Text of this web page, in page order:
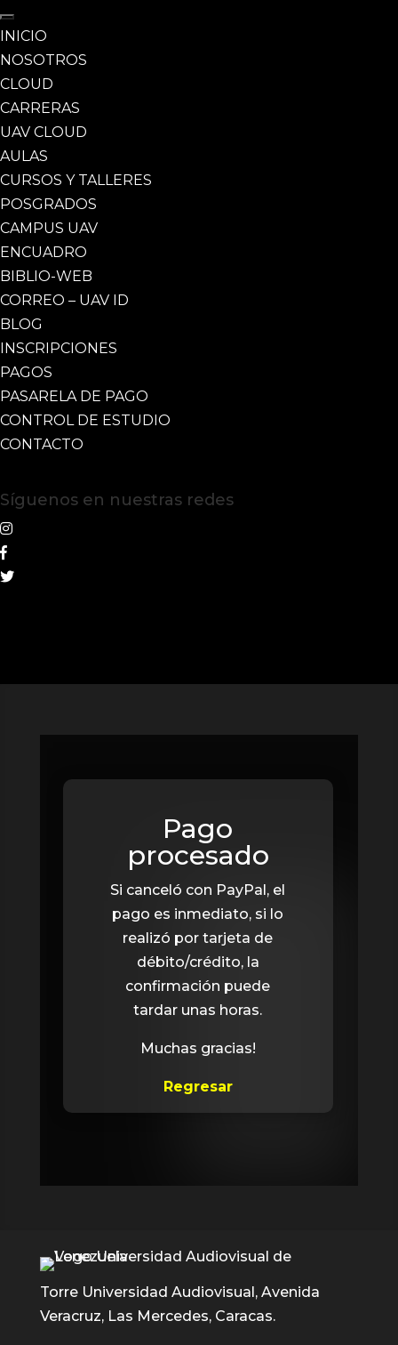
INICIO
NOSOTROS
CLOUD
CARRERAS
UAV CLOUD
AULAS
CURSOS Y TALLERES
POSGRADOS
CAMPUS UAV
ENCUADRO
BIBLIO-WEB
CORREO – UAV ID
BLOG
INSCRIPCIONES
PAGOS
PASARELA DE PAGO
CONTROL DE ESTUDIO
CONTACTO
Síguenos en nuestras redes
Pago
procesado
Si canceló con PayPal, el
pago es inmediato, si lo
realizó por tarjeta de
débito/crédito, la
confirmación puede
tardar unas horas.
Muchas gracias!
Regresar
Torre Universidad Audiovisual, Avenida
Veracruz, Las Mercedes, Caracas.